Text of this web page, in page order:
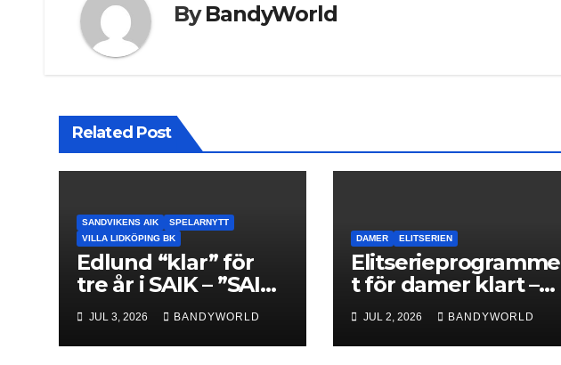
ByBandyWorld
Related Post
SANDVIKENS AIK
SPELARNYTT
VILLA LIDKÖPING BK
Edlund “klar” för
tre år i SAIK – ”SAIK
ska tillbaka dit
klubben hör
hemma”
JUL 3, 2026 BANDYWORLD
DAMER ELITSERIEN
Elitserieprogramme
t för damer klart –
premiär för Next
Level
JUL 2, 2026 BANDYWORLD